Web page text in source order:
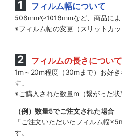
フィルム幅について
508mmや1016mmなど、商品によ
※フィルム幅の変更（スリットカッ
フィルムの長さについ
1m～20m程度（30mまで）お好
す。
※ご購入された数量m（繋がった状
（例）数量5でご注文された場合
「ご注文いただいたフィルム幅
す。